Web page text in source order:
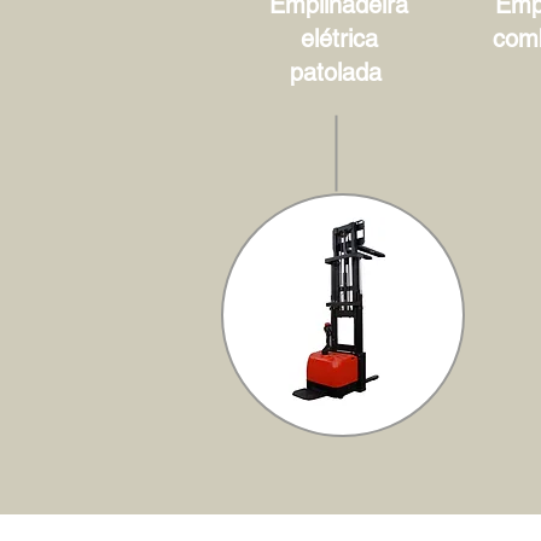
elétrica
patolada